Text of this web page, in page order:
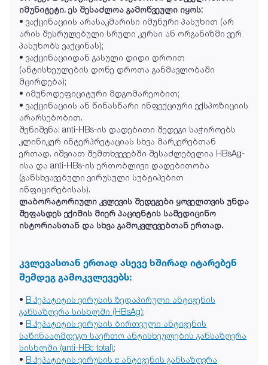
იმუნიტეტი. ეს შესაძლოა გამოწვეული იყოს:
• ვაქცინაციის არასაკმარისი იმუნური პასუხით (არ
არის შესრულებული სრული კურსი ან ორგანიზმი ვერ
პასუხობს ვაქცინას);
• ვაქცინაციიდან გასული დიდი დროით
(ანტისხეულების დონე დროთა განმავლობაში
მცირდება);
• იმუნოდეფიციტური მდგომარეობით;
• ვაქცინაციის ან წინასწარი ინფექციური ექსპოზიციის
არარსებობით.
შენიშვნა: anti-HBs-ის დადებითი შედეგი საჭიროებს
კლინიკურ ინტერპრეტაციას სხვა მარკერებთან
ერთად. იშვიათ შემთხვევებში შესაძლებელია HBsAg-
ისა და anti-HBs-ის ერთობლივი დადებითობა
(განსხვავებული ვირუსული სუბტიპებით
ინფიცირებისას).
ლაბორატორიული კვლევის შედეგები ყოველთვის უნდა
შეფასდეს ექიმის მიერ პაციენტის სამედიცინო
ისტორიასთან და სხვა გამოკვლევებთან ერთად.
კვლევასთან ერთად ასევე ხშირად იტარებენ
შემდეგ გამოკვლევებს:
• B ჰეპატიტის ვირუსის ზედაპირული ანტიგენის
განსაზღვრა სისხლში (HBsAg);
• B ჰეპატიტის ვირუსის ბირთვული ანტიგენის
საწინააღმდეგო საერთო ანტისხეულების განსაზღვრა
სისხლში (anti-HBc total);
• B ჰეპატიტის ვირუსის e ანტიგენის განსაზღვრა